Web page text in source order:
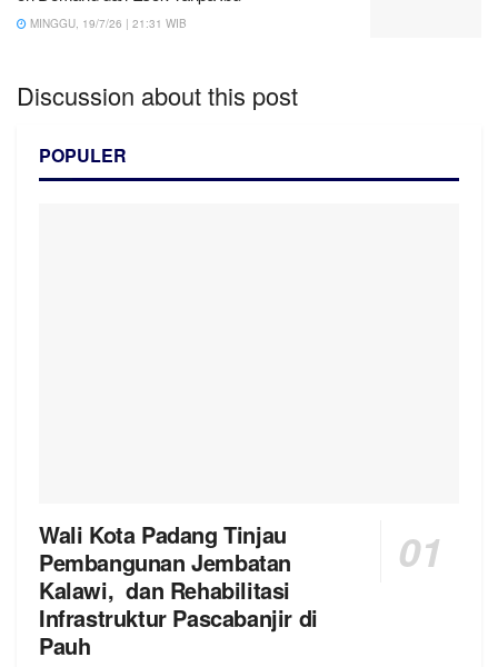
MINGGU, 19/7/26 | 21:31 WIB
Discussion about this post
POPULER
Wali Kota Padang Tinjau
Pembangunan Jembatan
Kalawi, dan Rehabilitasi
Infrastruktur Pascabanjir di
Pauh